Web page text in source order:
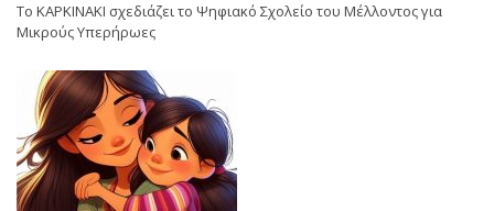
Το ΚΑΡΚΙΝΑΚΙ σχεδιάζει το Ψηφιακό Σχολείο του Μέλλοντος για
Μικρούς Υπερήρωες